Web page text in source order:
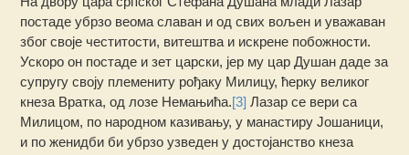
постаде убрзо веома славан и од свих вољен и уважаван
због своје честитости, витештва и искрене побожности.
Ускоро он постаде и зет царски, јер му цар Душан даде за
супругу своју племениту рођаку Милицу, ћерку великог
кнеза Вратка, од лозе Немањића.[3] Лазар се вери са
Милицом, по народном казивању, у манастиру Јошаници,
и по женидби би убрзо узведен у достојанство кнеза